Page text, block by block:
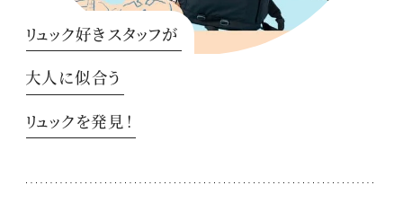
リュック好きスタッフが
大人に似合う
リュックを発見！